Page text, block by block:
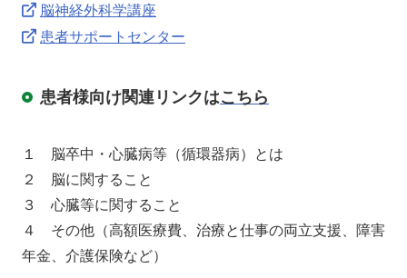
脳神経外科学講座
患者サポートセンター
患者様向け関連リンクはこちら
１ 脳卒中・心臓病等（循環器病）とは
２ 脳に関すること
３ 心臓等に関すること
４ その他（高額医療費、治療と仕事の両立支援、障害
年金、介護保険など）